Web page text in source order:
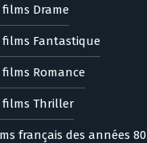
Drame
films Fantastique
Romance
films Thriller
français des années 80